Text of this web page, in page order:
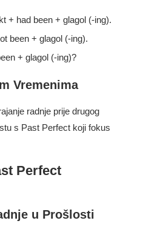
+ had been + glagol (-ing).
been + glagol (-ing).
+ glagol (-ing)?
Vremenima
radnje prije drugog
s Past Perfect koji fokus
Perfect
u Prošlosti